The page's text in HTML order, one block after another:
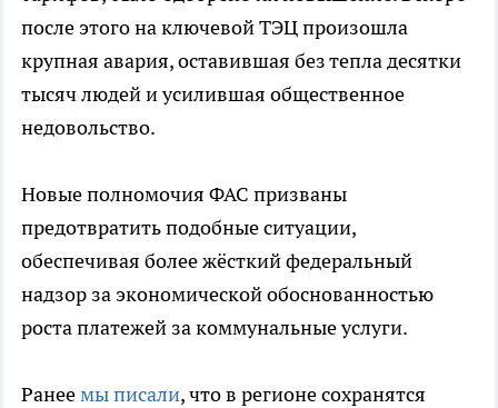
после этого на ключевой ТЭЦ произошла
крупная авария, оставившая без тепла десятки
тысяч людей и усилившая общественное
недовольство.
Новые полномочия ФАС призваны
предотвратить подобные ситуации,
обеспечивая более жёсткий федеральный
надзор за экономической обоснованностью
роста платежей за коммунальные услуги.
Ранеемы писали, что в регионе сохранятся